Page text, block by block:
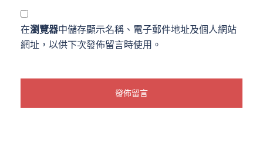
在瀏覽器中儲存顯示名稱、電子郵件地址及個人網站
網址，以供下次發佈留言時使用。